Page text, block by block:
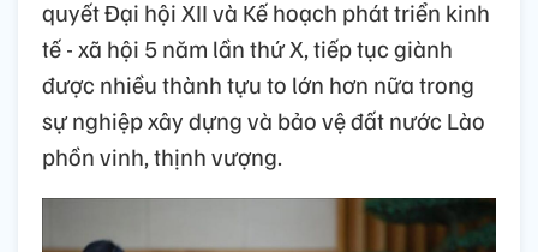
quyết Đại hội XII và Kế hoạch phát triển kinh
tế - xã hội 5 năm lần thứ X, tiếp tục giành
được nhiều thành tựu to lớn hơn nữa trong
sự nghiệp xây dựng và bảo vệ đất nước Lào
phồn vinh, thịnh vượng.